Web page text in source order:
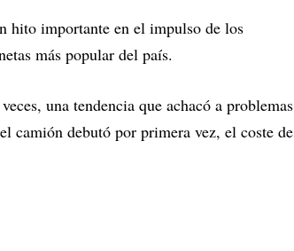
hito importante en el impulso de los
más popular del país.
una tendencia que achacó a problemas
camión debutó por primera vez, el coste de